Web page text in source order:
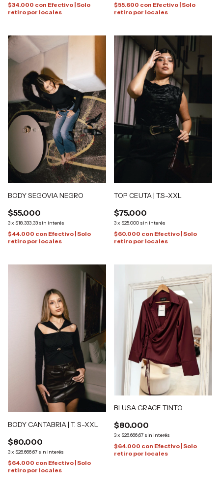
$34.000 con Efectivo | Solo
retiro por locales
$55.600 con Efectivo | Solo
retiro por locales
BODY SEGOVIA NEGRO
$55.000
3x $18.333,33 sin interés
$44.000 con Efectivo | Solo
retiro por locales
TOP CEUTA | T.S-XXL
$75.000
3x $25.000 sin interés
$60.000 con Efectivo | Solo
retiro por locales
BODY CANTABRIA | T. S-XXL
$80.000
3x $26.666,67 sin interés
$64.000 con Efectivo | Solo
retiro por locales
BLUSA GRACE TINTO
$80.000
3x $26.666,67 sin interés
$64.000 con Efectivo | Solo
retiro por locales